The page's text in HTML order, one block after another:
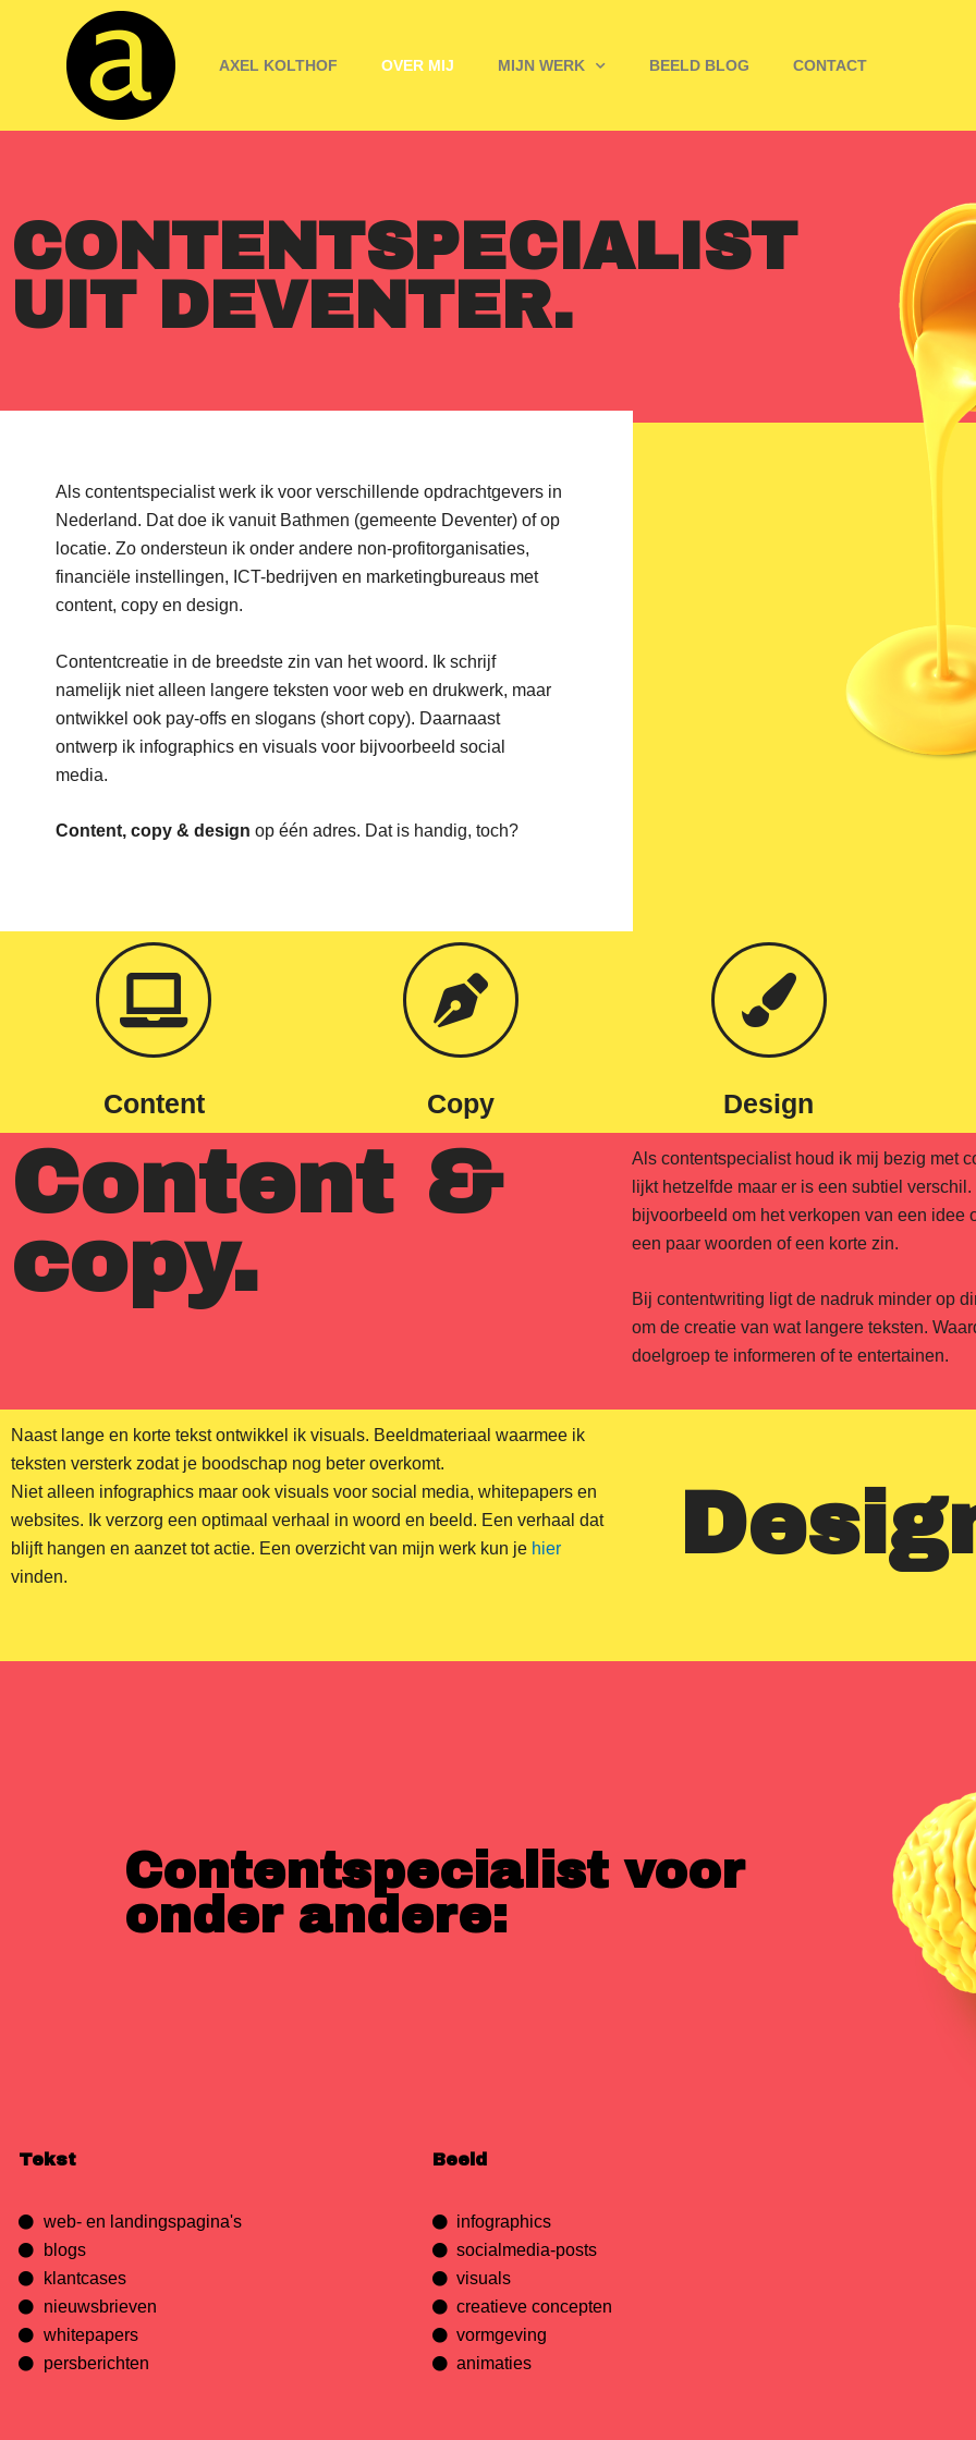
AXEL KOLTHOF OVER MIJ MIJN WERK BEELD BLOG CONTACT
CONTENTSPECIALIST
UIT DEVENTER.
Als contentspecialist werk ik voor verschillende opdrachtgevers in
Nederland. Dat doe ik vanuit Bathmen (gemeente Deventer) of op
locatie. Zo ondersteun ik onder andere non-profitorganisaties,
financiële instellingen, ICT-bedrijven en marketingbureaus met
content, copy en design.
Contentcreatie in de breedste zin van het woord. Ik schrijf
namelijk niet alleen langere teksten voor web en drukwerk, maar
ontwikkel ook pay-offs en slogans (short copy). Daarnaast
ontwerp ik infographics en visuals voor bijvoorbeeld social
media.
Content, copy & design op één adres. Dat is handig, toch?
Content Copy Design
Content &
copy.
Als contentspecialist houd ik mij bezig met
lijkt hetzelfde maar er is een subtiel
bijvoorbeeld om het verkopen van een idee
een paar woorden of een korte zin.
Bij contentwriting ligt de nadruk minder op
om de creatie van wat langere teksten.
doelgroep te informeren of te entertainen.
Naast lange en korte tekst ontwikkel ik visuals. Beeldmateriaal waarmee ik
teksten versterk zodat je boodschap nog beter overkomt.
Niet alleen infographics maar ook visuals voor social media, whitepapers en
websites. Ik verzorg een optimaal verhaal in woord en beeld. Een verhaal dat
blijft hangen en aanzet tot actie. Een overzicht van mijn werk kun je hier
vinden.
Contentspecialist voor
onder andere:​
Tekst
web- en landingspagina's
blogs
klantcases
nieuwsbrieven
whitepapers
persberichten
Beeld
infographics
socialmedia-posts
visuals
creatieve concepten
vormgeving
animaties